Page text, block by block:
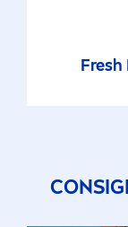
Fresh